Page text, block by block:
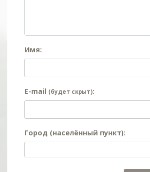
Имя:
E-mail (будет скрыт):
Город (населённый пункт):